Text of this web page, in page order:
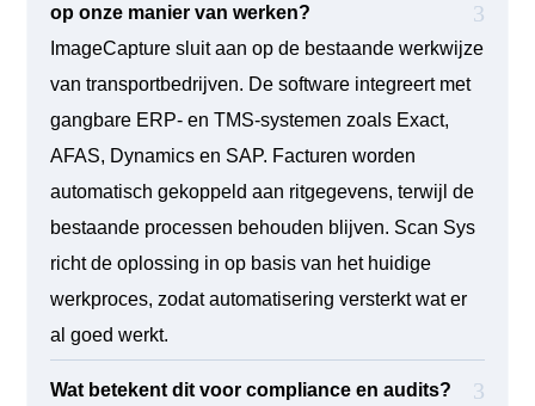
op onze manier van werken?
ImageCapture sluit aan op de bestaande werkwijze
van transportbedrijven. De software integreert met
gangbare ERP- en TMS-systemen zoals Exact,
AFAS, Dynamics en SAP. Facturen worden
automatisch gekoppeld aan ritgegevens, terwijl de
bestaande processen behouden blijven. Scan Sys
richt de oplossing in op basis van het huidige
werkproces, zodat automatisering versterkt wat er
al goed werkt.
Wat betekent dit voor compliance en audits?